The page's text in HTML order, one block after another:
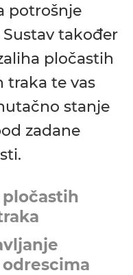
potrošnje
također
pločastih
traka te vas
stanje
zadane